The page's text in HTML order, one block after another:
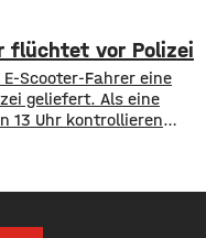
muss erneuert
Risse und
die Entwässerung
seien unter
flüchtet vor Polizei
Scooter-Fahrer eine
geliefert. Als eine
13 Uhr kontrollieren